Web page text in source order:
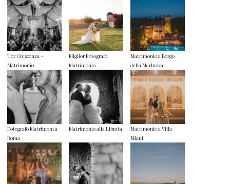
Tor Crescenza –
Matrimonio
Miglior Fotografo
Matrimonio
Matrimonio a Borgo
della Merluzza
Fotografo Matrimoni a
Roma
Matrimonio alla Librata
Matrimonio a Villa
Miani